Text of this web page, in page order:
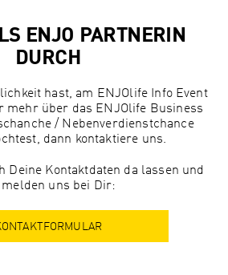
ENJO PARTNERIN
DURCH
hast, am ENJOlife Info Event
mehr über das ENJOlife Business
/ Nebenverdienstchance
dann kontaktiere uns.
Deine Kontaktdaten da lassen und
uns bei Dir: